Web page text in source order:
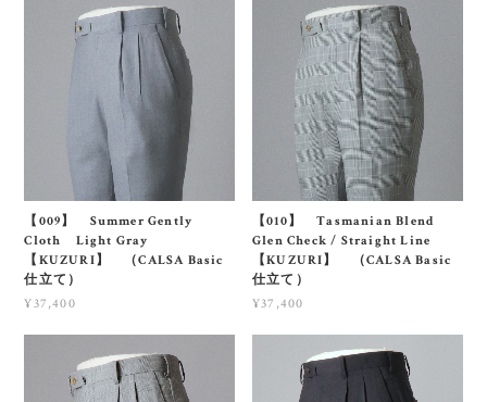
【009】 Summer Gently
Cloth Light Gray
【KUZURI】 （CALSA Basic
仕立て）
¥37,400
【010】 Tasmanian Blend
Glen Check / Straight Line
【KUZURI】 （CALSA Basic
仕立て）
¥37,400